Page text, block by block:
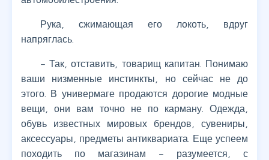
Рука, сжимающая его локоть, вдруг
напряглась.
– Так, отставить, товарищ капитан. Понимаю
ваши низменные инстинкты, но сейчас не до
этого. В универмаге продаются дорогие модные
вещи, они вам точно не по карману. Одежда,
обувь известных мировых брендов, сувениры,
аксессуары, предметы антиквариата. Еще успеем
походить по магазинам – разумеется, с